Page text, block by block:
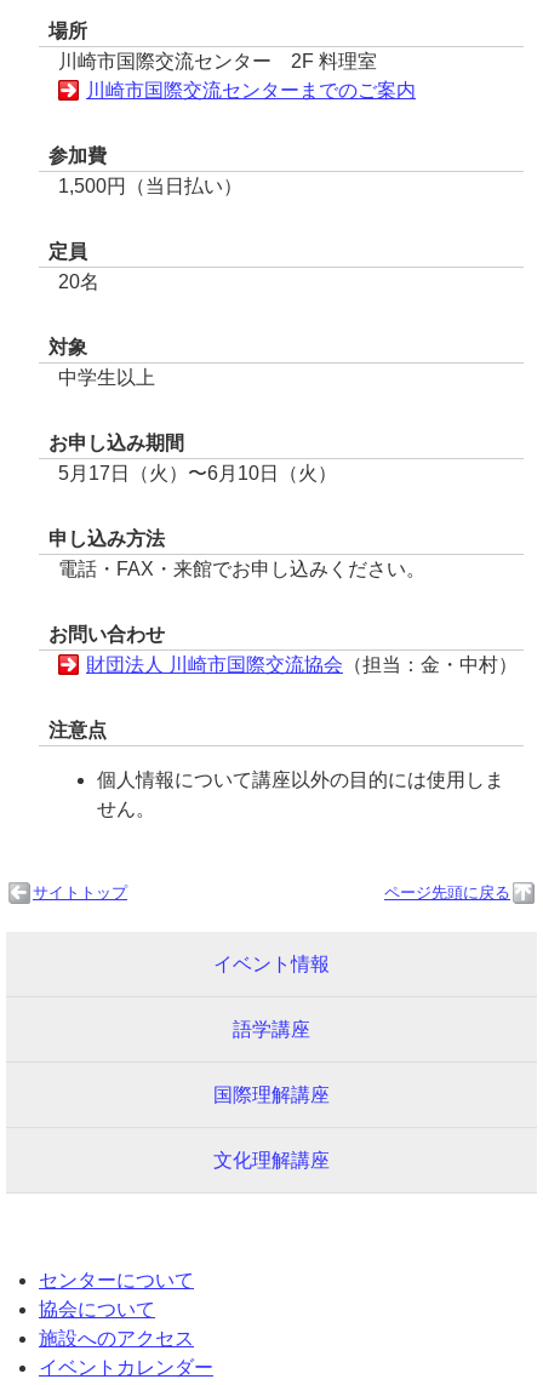
場所
川崎市国際交流センター 2F 料理室
川崎市国際交流センターまでのご案内
参加費
1,500円（当日払い）
定員
20名
対象
中学生以上
お申し込み期間
5月17日（火）〜6月10日（火）
申し込み方法
電話・FAX・来館でお申し込みください。
お問い合わせ
財団法人 川崎市国際交流協会 （担当：金・中村）
注意点
個人情報について講座以外の目的には使用しま
せん。
ページ先頭に戻る
サイトトップ
イベント情報
語学講座
国際理解講座
文化理解講座
センターについて
協会について
施設へのアクセス
イベントカレンダー